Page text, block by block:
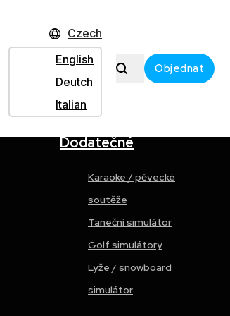
Czech
English
Deutch
Italian
Objednat
Dodatečné
Karaoke / pěvecké
soutěže
Taneční simulátor
Golf simulátory
Lyže / snowboard
simulátor